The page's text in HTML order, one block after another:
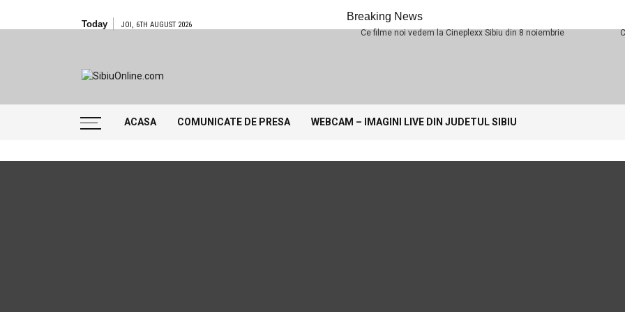
Today JOI, 6TH AUGUST 2026
Breaking News
Ce filme noi vedem la Cineplexx Sibiu din 8 noiembrie Ce filme
ACASA COMUNICATE DE PRESA WEBCAM – IMAGINI LIVE DIN JUDETUL SIBIU